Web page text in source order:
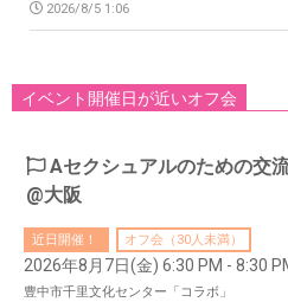
2026/8/5 1:06
イベント開催日が近いオフ会
Aセクシュアルのための交
@大阪
近日開催！ オフ会（30人未満）
2026年8月7日(金) 6:30 PM - 8:30
豊中市千里文化センター「コラボ」